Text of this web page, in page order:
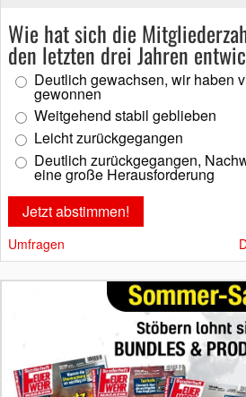
Wie hat sich die
den letzten drei Jahren
Deutlich gewachsen, wir haben
gewonnen
Weitgehend stabil geblieben
Leicht zurückgegangen
Deutlich zurückgegangen,
eine große Herausforderung
Umfragen